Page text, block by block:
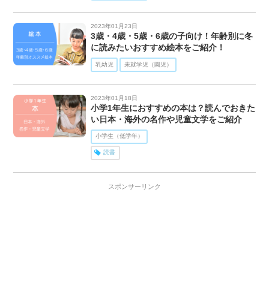
2023年01月23日
3歳・4歳・5歳・6歳の子向け！年齢別に冬
に読みたいおすすめ絵本をご紹介！
乳幼児 未就学児（園児）
2023年01月18日
小学1年生におすすめの本は？読んでおきた
い日本・海外の名作や児童文学をご紹介
小学生（低学年）
読書
スポンサーリンク